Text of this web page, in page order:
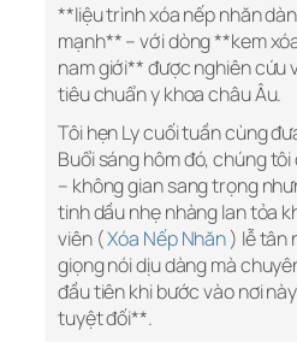
**liệu trình xóa nếp nhăn
mạnh** – với dòng **kem
nam giới** được nghiên cứu
tiêu chuẩn y khoa châu Âu.
Tôi hẹn Ly cuối tuần cùng
Buổi sáng hôm đó, chúng tôi
– không gian sang trọng
tinh dầu nhẹ nhàng lan tỏa
viên (Xóa Nếp Nhăn) lễ tân
giọng nói dịu dàng mà
đầu tiên khi bước vào nơi
tuyệt đối**.